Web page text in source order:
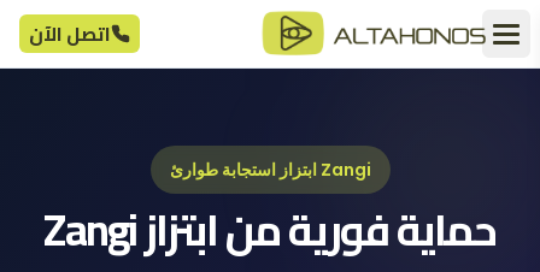
اتصل الآن
Zangi ابتزاز استجابة طوارئ
حماية فورية من ابتزاز Zangi